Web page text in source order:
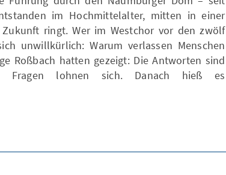
im Hochmittelalter, mitten in einer
ringt. Wer im Westchor vor den zwölf
unwillkürlich: Warum verlassen Menschen
Roßbach hatten gezeigt: Die Antworten sind
lohnen sich. Danach hieß es